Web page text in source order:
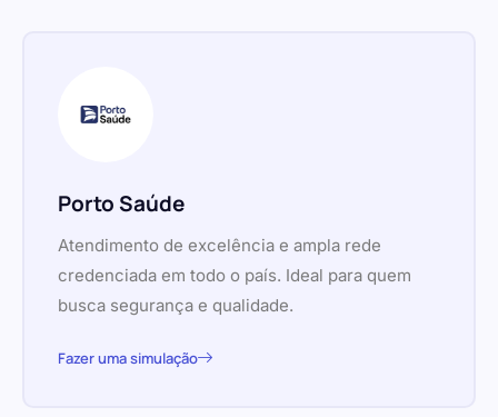
Porto Saúde
Atendimento de excelência e ampla rede
credenciada em todo o país. Ideal para quem
busca segurança e qualidade.
Fazer uma simulação